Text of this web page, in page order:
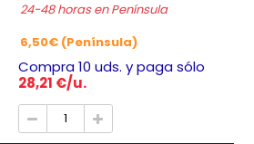
24-48 horas en Península
6,50€ (Península)
Compra 10 uds. y paga sólo
28,21 €/u.